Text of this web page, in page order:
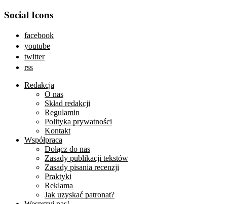
Social Icons
facebook
youtube
twitter
rss
Redakcja
O nas
Skład redakcji
Regulamin
Polityka prywatności
Kontakt
Współpraca
Dołącz do nas
Zasady publikacji tekstów
Zasady pisania recenzji
Praktyki
Reklama
Jak uzyskać patronat?